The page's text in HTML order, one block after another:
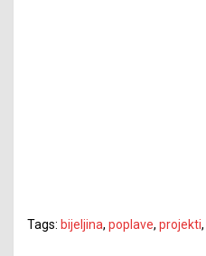
Tags: bijeljina, poplave, projekti,